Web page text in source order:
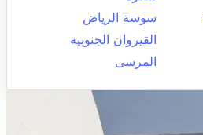
سوسة الرياض
القيروان الجنوبية
المرسى